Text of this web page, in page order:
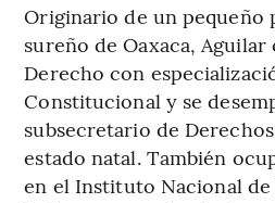
Originario de un pequeño
sureño de Oaxaca,
Derecho con
Constitucional y se
subsecretario de
estado natal. También
en el Instituto Nacional de